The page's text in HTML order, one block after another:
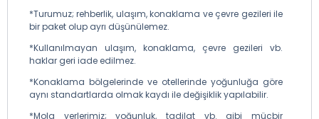
*Turumuz; rehberlik, ulaşım, konaklama ve çevre gezileri ile
bir paket olup ayrı düşünülemez.
*Kullanılmayan ulaşım, konaklama, çevre gezileri vb.
haklar geri iade edilmez.
*Konaklama bölgelerinde ve otellerinde yoğunluğa göre
aynı standartlarda olmak kaydı ile değişiklik yapılabilir.
*Mola yerlerimiz; yoğunluk, tadilat vb. gibi mücbir